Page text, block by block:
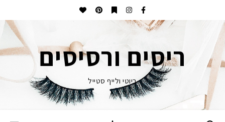
ריסים ורסיסים
ביוטי ולייף סטייל